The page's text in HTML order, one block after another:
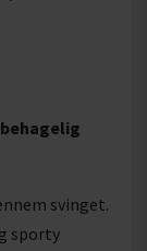
svinget.
sporty